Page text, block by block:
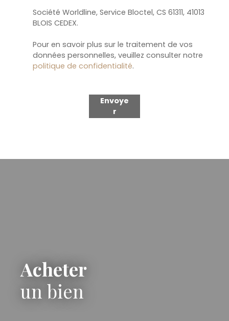
Société Worldline, Service Bloctel, CS 61311, 41013
BLOIS CEDEX.
Pour en savoir plus sur le traitement de vos
données personnelles, veuillez consulter notre
politique de confidentialité.
Envoye
r
Acheter
un bien